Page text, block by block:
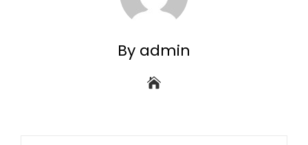
By admin